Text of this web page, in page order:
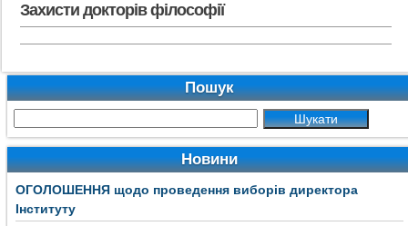
Захисти докторів філософії
Пошук
Новини
ОГОЛОШЕННЯ щодо проведення виборів директора
Інституту